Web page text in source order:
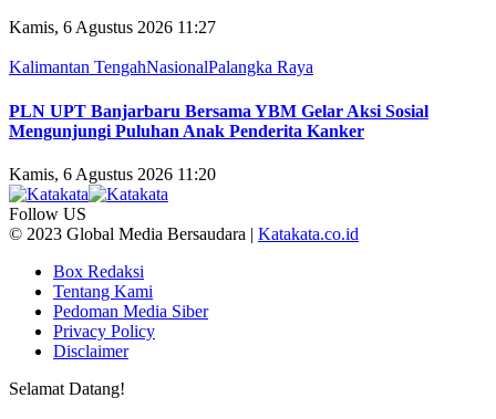
Kamis, 6 Agustus 2026 11:27
Kalimantan TengahNasionalPalangka Raya
PLN UPT Banjarbaru Bersama YBM Gelar Aksi Sosial
Mengunjungi Puluhan Anak Penderita Kanker
Kamis, 6 Agustus 2026 11:20
Follow US
© 2023 Global Media Bersaudara | Katakata.co.id
Box Redaksi
Tentang Kami
Pedoman Media Siber
Privacy Policy
Disclaimer
Selamat Datang!